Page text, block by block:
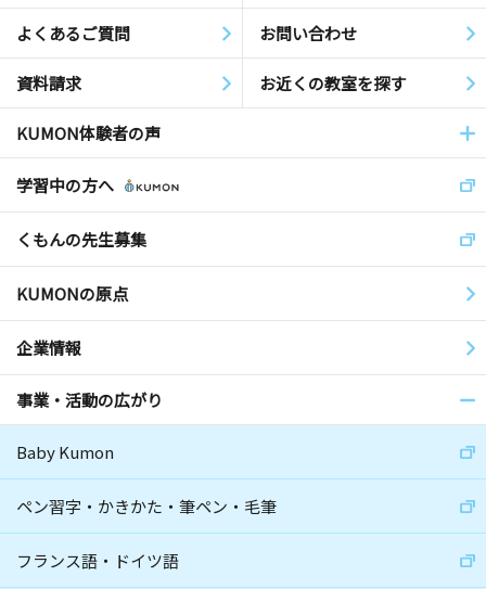
よくあるご質問 お問い合わせ
資料請求 お近くの教室を探す
KUMON体験者の声
学習中の方へ
くもんの先生募集
KUMONの原点
企業情報
事業・活動の広がり
Baby Kumon
ペン習字・かきかた・筆ペン・毛筆
フランス語・ドイツ語